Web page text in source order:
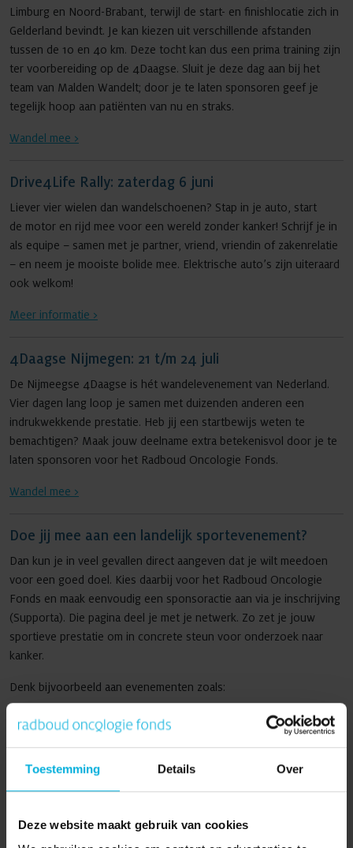
Toestemming Details Over
Deze website maakt gebruik van cookies
Limburg en Noord-Brabant, terwijl de start- en finishlocatie zich in
Gelderland bevindt. Je kan kiezen uit verschillende afstanden
tussen de 10 en 40 km. Deze tocht kan dus een prima training zijn
ter voorbereiding op de 4Daagse. Sluit je deze dag aan bij het
team van Malden Wandelt; door je te laten sponsoren geef je
tegelijk hoop aan patiënten van nu en straks.
Wandel mee >
Drive4Life Rally: zaterdag 6 juni
Liever vier wielen dan wandelschoenen? Stap in je auto, start
de motor en rijd mee voor een wereld zonder kanker! Schrijf je in
als equipe – samen met je partner, vriend, vriendin of zakenrelatie
– en neem je mooiste bolide mee. Elektrische auto’s zijn uiteraard
ook welkom!
Meer informatie >
4Daagse Nijmegen: 21 t/m 24 juli
De Nijmeegse 4Daagse is hét wandelevenement van Nederland.
Vier dagen lang loop je samen met duizenden anderen een
indrukwekkende prestatie. Heb jij een startbewijs weten te
bemachtigen? Maak jouw deelname extra betekenisvol door je te
laten sponsoren voor het Radboud Oncologie Fonds.
Wandel mee >
Doe jij mee aan een landelijk sportevenement?
Dan kun je in veel gevallen direct aangeven dat je wilt meedoen
voor een goed doel. Kies daarbij voor het Radboud Oncologie
Fonds en maak eenvoudig een sponsoractie aan via je inschrijving
(Supporta). Die pagina deel je met je netwerk. Zo zet je jouw
sportieve prestatie om in concrete steun voor onderzoek naar
kanker.
Denk bijvoorbeeld aan evenementen zoals:
Alfa Laval Stevensloop - Nijmegen
Alfa Laval Zevenheuvelenloop
NN Marathon Rotterdam
TCS Amsterdam Marathon